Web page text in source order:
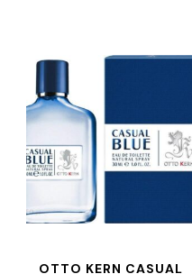
OTTO KERN CASUAL